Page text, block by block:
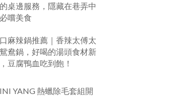
桌邊服務，隱藏在巷弄中
嚐美食
麻辣鍋推薦｜香辣太傅太
鴦鍋，好喝的湯頭食材新
豆腐鴨血吃到飽！
YANG 熱蠟除毛套組開